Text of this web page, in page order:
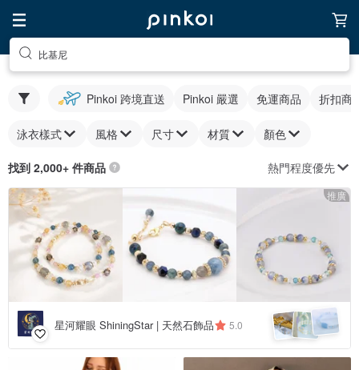
比基尼
Pinkoi 跨境直送 Pinkoi 嚴選 免運商品 折扣商
泳衣樣式 風格 尺寸 材質 顏色
找到 2,000+ 件商品 熱門程度優先
推廣
星河耀眼 ShiningStar | 天然石飾品 5.0